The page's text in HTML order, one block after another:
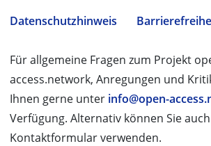
Datenschutzhinweis
Für allgemeine Fragen zum Projekt
access.network, Anregungen und
Ihnen gerne unter info@open-
Verfügung. Alternativ können Sie
Kontaktformular verwenden.